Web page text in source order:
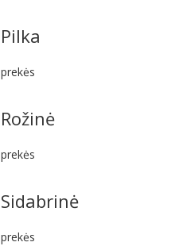
Pilka
prekės
Rožinė
prekės
Sidabrinė
prekės